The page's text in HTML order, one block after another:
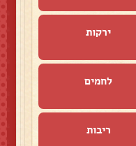
ירקות
לחמים
ריבות